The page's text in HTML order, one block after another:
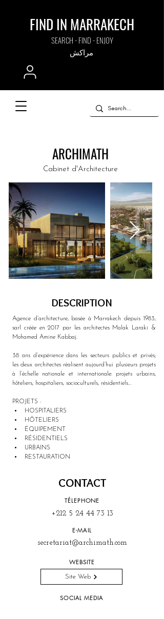
FIND IN MARRAKECH
SEARCH - FIND - ENJOY
مراكش
ARCHIMATH
Cabinet d'Architecture
DESCRIPTION
Agence d’architecture, basée à Marrakech depuis 1983,
sarl créée en 2017 par les architectes Malak Laraki &
Mohamed Amine Kabbaj.
38 ans d’expérience dans les secteurs publics et privés;
les deux architectes réalisent aujourd’hui plusieurs projets
à l’échelle nationale et internationale: projets urbains,
hôteliers, hospitaliers, socioculturels, résidentiels…
PROJETS :
HOSPITALIERS
HÔTELIERS
ÉQUIPEMENT
RÉSIDENTIELS
URBAINS
RESTAURATION
TÉLEPHONE
+212 5 24 44 73 13
E-MAIL
secretariat@archimath.com
WEBSITE
Site Web
SOCIAL MEDIA
CONTACT